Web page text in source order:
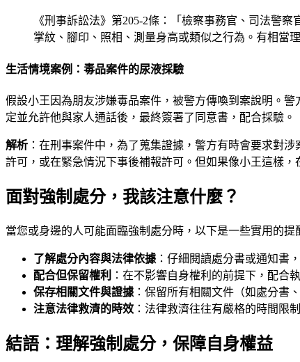
《刑事訴訟法》第205-2條：「檢察事務官、司法警
掌紋、腳印、照相、測量身高或類似之行為。有相當
生活情境案例：毒品案件的尿液採驗
假設小王因為朋友涉嫌毒品案件，被警方傳喚到案說明。
定並允許他與家人通話後，最終簽署了同意書，配合採驗。
解析 ：在刑事案件中，為了蒐集證據，警方有時會要求對
許可，或在緊急情況下事後補報許可。但如果像小王這樣
面對強制處分，我該注意什麼？
當您或身邊的人可能面臨強制處分時，以下是一些實用的提
了解處分內容與法律依據 ：仔細閱讀處分書或通知書
配合但保留權利 ：在不影響自身權利的前提下，配合
保存相關文件與證據 ：保留所有相關文件（如處分書
注意法律救濟的時效 ：法律救濟往往有嚴格的時間限
結語：理解強制處分，保障自身權益